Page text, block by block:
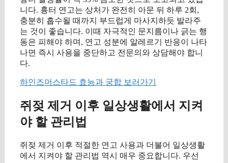
니다. 흉터 연고는 상처가 완전히 아문 뒤 하루 2회,
충분히 흡수될 때까지 부드럽게 마사지하듯 발라주
는 것이 좋습니다. 이때 자극적인 문지름이나 긁는 행
동은 피해야 하며, 연고 성분에 알레르기 반응이 나타
나면 즉시 사용을 중단하고 전문의와 상담해야 합니
다.
하인즈머스타드 효능과 궁합 보러가기
쥐젖 제거 이후 일상생활에서 지켜
야 할 관리법
쥐젖 제거 이후 적절한 연고 사용과 더불어 일상생활
에서 지켜야 할 관리법 역시 매우 중요합니다. 우선